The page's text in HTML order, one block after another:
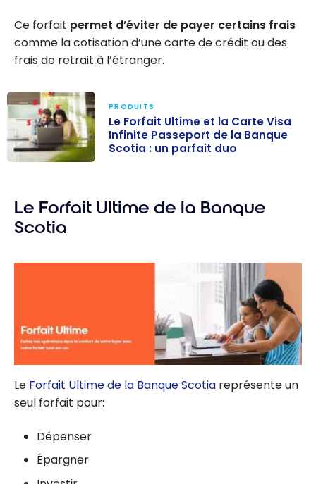
Ce forfait permet d’éviter de payer certains frais
comme la cotisation d’une carte de crédit ou des
frais de retrait à l’étranger.
Carte Visa
Infinite
Banque Scotia :
PRODUITS
Le Forfait Ultime et la Carte Visa
Infinite Passeport de la Banque
Scotia : un parfait duo
Le Forfait Ultime de la Banque
Scotia
Le Forfait Ultime de la Banque Scotia représente un
seul forfait pour:
Dépenser
Épargner